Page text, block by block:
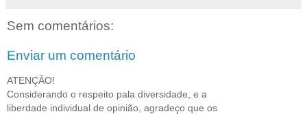
Sem comentários:
Enviar um comentário
ATENÇÃO!
Considerando o respeito pala diversidade, e a
liberdade individual de opinião, agradeço que os